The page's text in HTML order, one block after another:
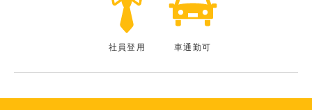
社員登用 車通勤可